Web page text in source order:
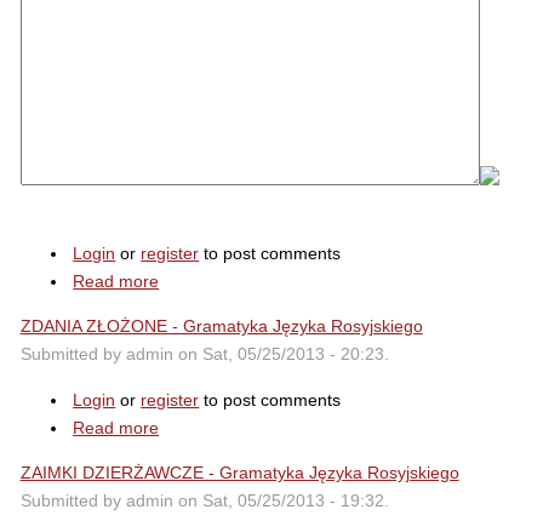
Login or register to post comments
Read more
ZDANIA ZŁOŻONE - Gramatyka Języka Rosyjskiego
Submitted by admin on Sat, 05/25/2013 - 20:23.
Login or register to post comments
Read more
ZAIMKI DZIERŻAWCZE - Gramatyka Języka Rosyjskiego
Submitted by admin on Sat, 05/25/2013 - 19:32.